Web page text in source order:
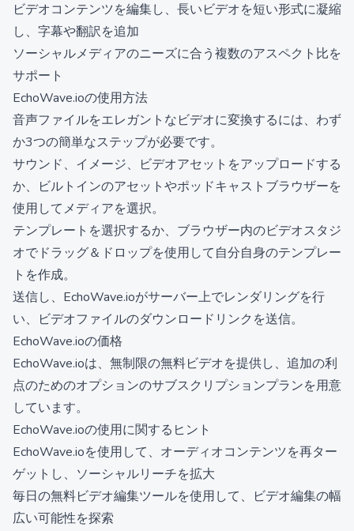
ビデオコンテンツを編集し、長いビデオを短い形式に凝縮
し、字幕や翻訳を追加
ソーシャルメディアのニーズに合う複数のアスペクト比を
サポート
EchoWave.ioの使用方法
音声ファイルをエレガントなビデオに変換するには、わず
か3つの簡単なステップが必要です。
サウンド、イメージ、ビデオアセットをアップロードする
か、ビルトインのアセットやポッドキャストブラウザーを
使用してメディアを選択。
テンプレートを選択するか、ブラウザー内のビデオスタジ
オでドラッグ＆ドロップを使用して自分自身のテンプレー
トを作成。
送信し、EchoWave.ioがサーバー上でレンダリングを行
い、ビデオファイルのダウンロードリンクを送信。
EchoWave.ioの価格
EchoWave.ioは、無制限の無料ビデオを提供し、追加の利
点のためのオプションのサブスクリプションプランを用意
しています。
EchoWave.ioの使用に関するヒント
EchoWave.ioを使用して、オーディオコンテンツを再ター
ゲットし、ソーシャルリーチを拡大
毎日の無料ビデオ編集ツールを使用して、ビデオ編集の幅
広い可能性を探索